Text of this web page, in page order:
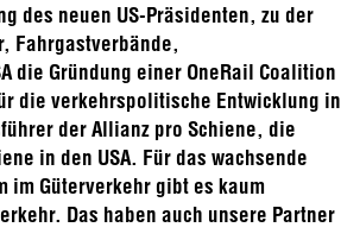
des neuen US-Präsidenten, zu der
Fahrgastverbände,
Gründung einer OneRail Coalition
die verkehrspolitische Entwicklung in
der Allianz pro Schiene, die
in den USA. Für das wachsende
im Güterverkehr gibt es kaum
Das haben auch unsere Partner